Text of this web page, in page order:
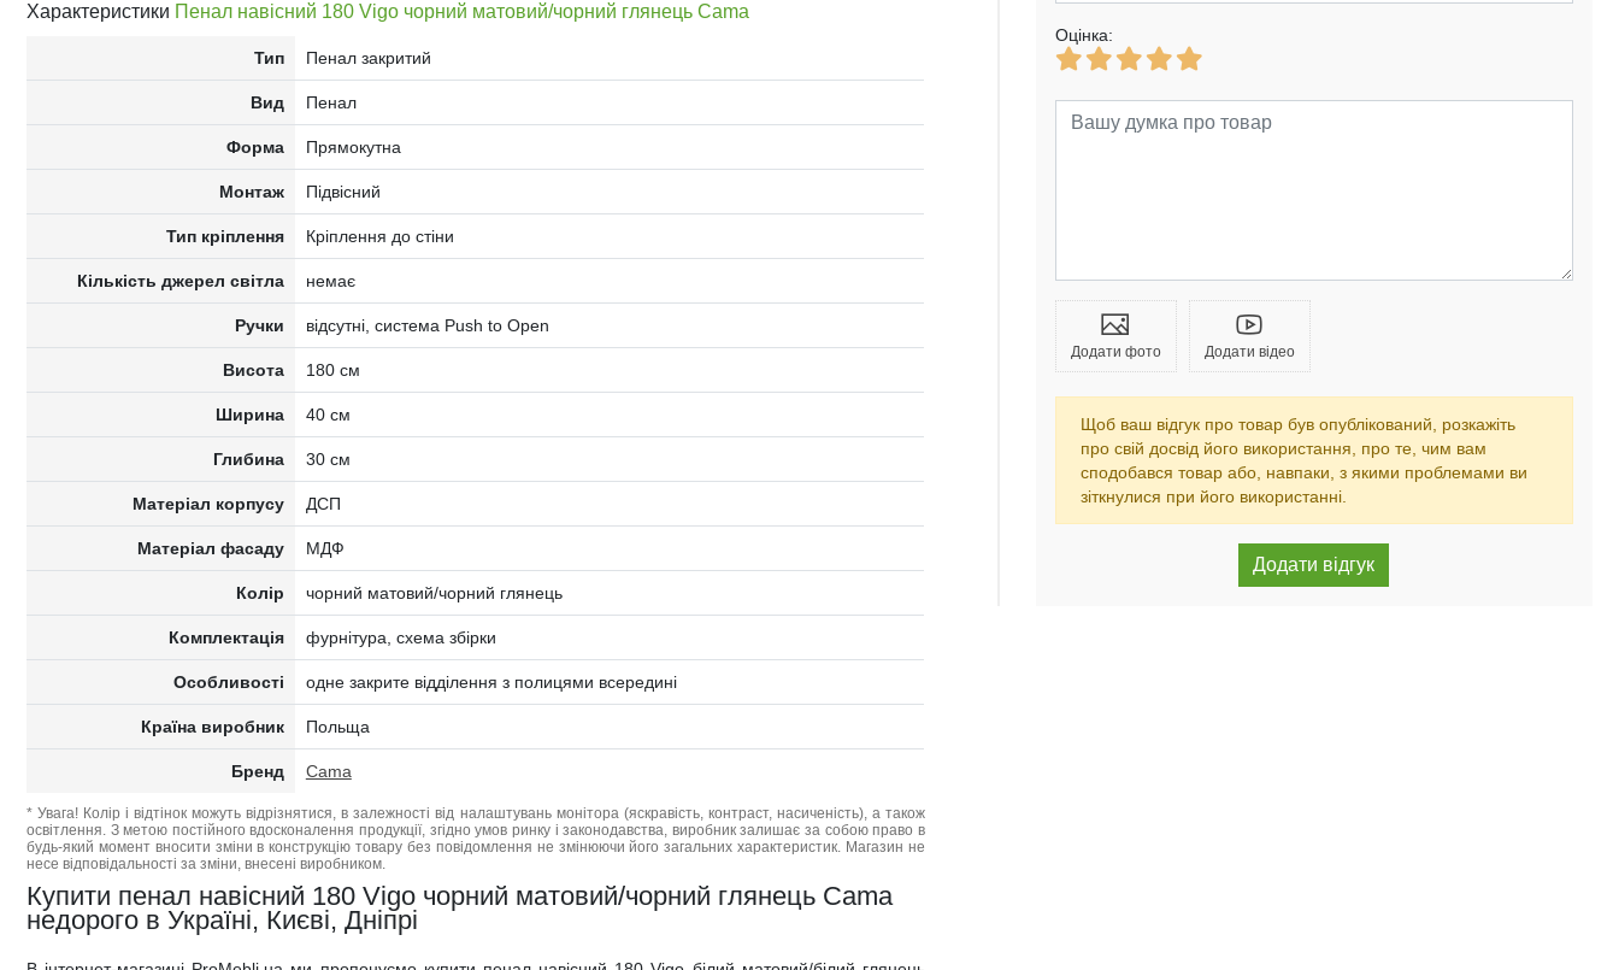
Характеристики Пенал навісний 180 Vigo чорний матовий/чорний глянець Cama
Тип Пенал закритий
Вид Пенал
Форма Прямокутна
Монтаж Підвісний
Тип кріплення Кріплення до стіни
Кількість джерел світла немає
Ручки відсутні, система Push to Open
Висота 180 см
Ширина 40 см
Глибина 30 см
Матеріал корпусу ДСП
Матеріал фасаду МДФ
Колір чорний матовий/чорний глянець
Комплектація фурнітура, схема збірки
Особливості одне закрите відділення з полицями всередині
Країна виробник Польща
Бренд Cama
* Увага! Колір і відтінок можуть відрізнятися, в залежності від налаштувань монітора (яскравість, контраст, насиченість), а також
освітлення. З метою постійного вдосконалення продукції, згідно умов ринку і законодавства, виробник залишає за собою право в
будь-який момент вносити зміни в конструкцію товару без повідомлення не змінюючи його загальних характеристик. Магазин не
несе відповідальності за зміни, внесені виробником.
Купити пенал навісний 180 Vigo чорний матовий/чорний глянець Cama
недорого в Україні, Києві, Дніпрі
Оцінка:
Додати фото Додати відео
Щоб ваш відгук про товар був опублікований, розкажіть
про свій досвід його використання, про те, чим вам
сподобався товар або, навпаки, з якими проблемами ви
зіткнулися при його використанні.